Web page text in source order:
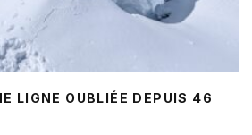
LIGNE OUBLIÉE DEPUIS 46